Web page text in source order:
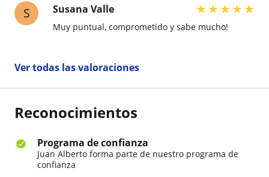
S Susana Valle ★★★★★
Muy puntual, comprometido y sabe mucho!
Ver todas las valoraciones
Reconocimientos
Programa de confianza
Juan Alberto forma parte de nuestro programa de
confianza